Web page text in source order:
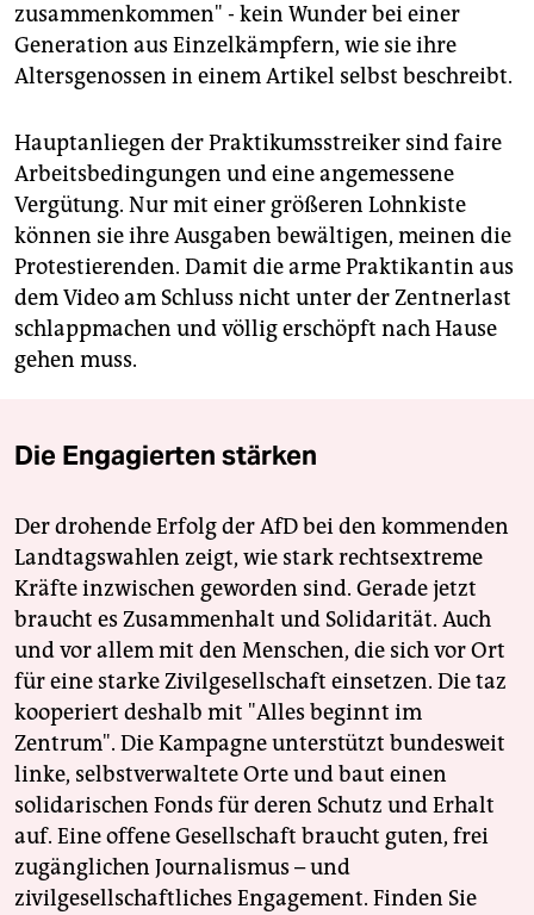
zusammenkommen" - kein Wunder bei einer
Generation aus Einzelkämpfern, wie sie ihre
Altersgenossen in einem Artikel selbst beschreibt.
Hauptanliegen der Praktikumsstreiker sind faire
Arbeitsbedingungen und eine angemessene
Vergütung. Nur mit einer größeren Lohnkiste
können sie ihre Ausgaben bewältigen, meinen die
Protestierenden. Damit die arme Praktikantin aus
dem Video am Schluss nicht unter der Zentnerlast
schlappmachen und völlig erschöpft nach Hause
gehen muss.
Die Engagierten stärken
Der drohende Erfolg der AfD bei den kommenden
Landtagswahlen zeigt, wie stark rechtsextreme
Kräfte inzwischen geworden sind. Gerade jetzt
braucht es Zusammenhalt und Solidarität. Auch
und vor allem mit den Menschen, die sich vor Ort
für eine starke Zivilgesellschaft einsetzen. Die taz
kooperiert deshalb mit "Alles beginnt im
Zentrum". Die Kampagne unterstützt bundesweit
linke, selbstverwaltete Orte und baut einen
solidarischen Fonds für deren Schutz und Erhalt
auf. Eine offene Gesellschaft braucht guten, frei
zugänglichen Journalismus – und
zivilgesellschaftliches Engagement. Finden Sie